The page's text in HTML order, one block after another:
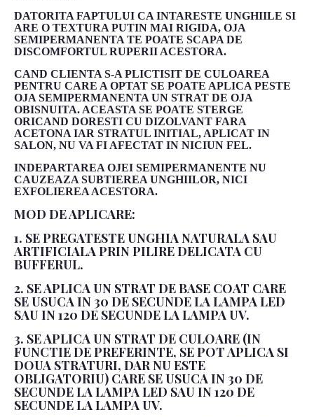
DATORITA FAPTULUI CA INTARESTE UNGHIILE SI
ARE O TEXTURA PUTIN MAI RIGIDA, OJA
SEMIPERMANENTA TE POATE SCAPA DE
DISCOMFORTUL RUPERII ACESTORA.
CAND CLIENTA S-A PLICTISIT DE CULOAREA
PENTRU CARE A OPTAT SE POATE APLICA PESTE
OJA SEMIPERMANENTA UN STRAT DE OJA
OBISNUITA. ACEASTA SE POATE STERGE
ORICAND DORESTI CU DIZOLVANT FARA
ACETONA IAR STRATUL INITIAL, APLICAT IN
SALON, NU VA FI AFECTAT IN NICIUN FEL.
INDEPARTAREA OJEI SEMIPERMANENTE NU
CAUZEAZA SUBTIEREA UNGHIILOR, NICI
EXFOLIEREA ACESTORA.
MOD DE APLICARE:
1. SE PREGATESTE UNGHIA NATURALA SAU
ARTIFICIALA PRIN PILIRE DELICATA CU
BUFFERUL.
2. SE APLICA UN STRAT DE BASE COAT CARE
SE USUCA IN 30 DE SECUNDE LA LAMPA LED
SAU IN 120 DE SECUNDE LA LAMPA UV.
3. SE APLICA UN STRAT DE CULOARE (IN
FUNCTIE DE PREFERINTE, SE POT APLICA SI
DOUA STRATURI, DAR NU ESTE
OBLIGATORIU) CARE SE USUCA IN 30 DE
SECUNDE LA LAMPA LED SAU IN 120 DE
SECUNDE LA LAMPA UV.